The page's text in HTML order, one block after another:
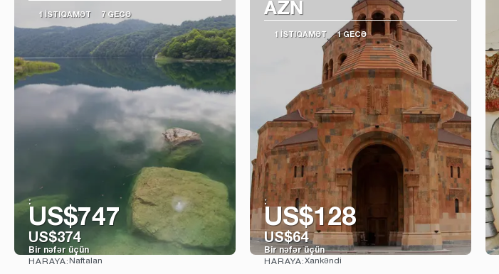
1 İSTIQAMƏT 7 GECƏ
:
US$747
US$374
Bir nəfər üçün
HARAYA: Naftalan
AZN
1 İSTIQAMƏT 1 GECƏ
:
US$128
US$64
Bir nəfər üçün
HARAYA:Xankəndi